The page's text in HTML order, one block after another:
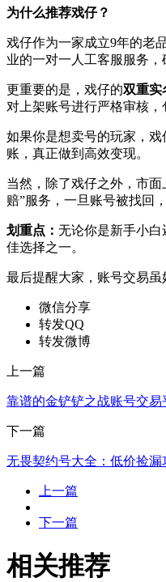
为什么推荐戏仔？
戏仔作为一家成立9年的老
业的一对一人工客服服务，
更重要的是，戏仔的双重实
对上架账号进行严格审核
如果你是想卖号的玩家，
账，真正做到高效变现。
当然，除了戏仔之外，市
赔”服务，一旦账号被找回
划重点： 无论你是新手小
佳选择之一。
最后提醒大家，账号交易
微信分享
转发QQ
转发微博
上一篇
靠谱的金铲铲之战账号交易
下一篇
无畏契约号大全：低价捡漏
上一篇
下一篇
相关推荐